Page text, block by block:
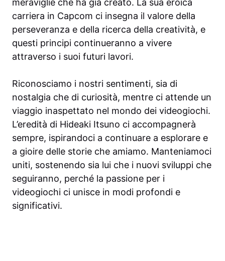
meraviglie che ha già creato. La sua eroica
carriera in Capcom ci insegna il valore della
perseveranza e della ricerca della creatività, e
questi principi continueranno a vivere
attraverso i suoi futuri lavori.
Riconosciamo i nostri sentimenti, sia di
nostalgia che di curiosità, mentre ci attende un
viaggio inaspettato nel mondo dei videogiochi.
L’eredità di Hideaki Itsuno ci accompagnerà
sempre, ispirandoci a continuare a esplorare e
a gioire delle storie che amiamo. Manteniamoci
uniti, sostenendo sia lui che i nuovi sviluppi che
seguiranno, perché la passione per i
videogiochi ci unisce in modi profondi e
significativi.